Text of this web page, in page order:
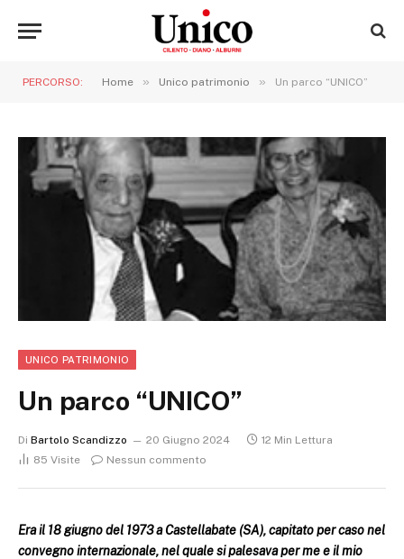
PERCORSO: Home » Unico patrimonio » Un parco “UNICO”
UNICO PATRIMONIO
Un parco “UNICO”
Di Bartolo Scandizzo 20 Giugno 2024
12 Min Lettura
85 Visite Nessun commento
Era il 18 giugno del 1973 a Castellabate (SA), capitato per caso nel
convegno internazionale, nel quale si palesava per me e il mio